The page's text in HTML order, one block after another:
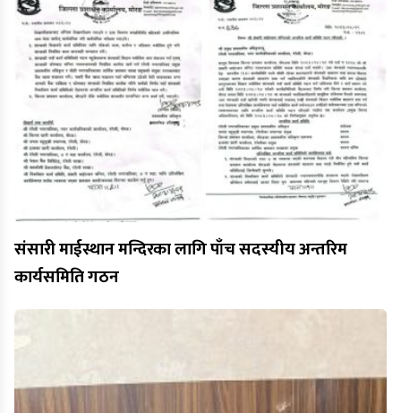
संसारी माईस्थान मन्दिरका लागि पाँच सदस्यीय अन्तरिम
कार्यसमिति गठन